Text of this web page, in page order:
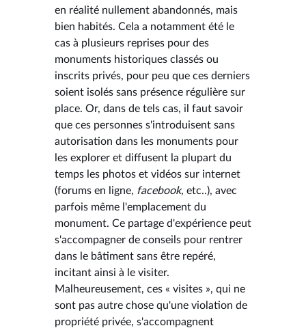
en réalité nullement abandonnés, mais
bien habités. Cela a notamment été le
cas à plusieurs reprises pour des
monuments historiques classés ou
inscrits privés, pour peu que ces derniers
soient isolés sans présence régulière sur
place. Or, dans de tels cas, il faut savoir
que ces personnes s'introduisent sans
autorisation dans les monuments pour
les explorer et diffusent la plupart du
temps les photos et vidéos sur internet
(forums en ligne, facebook, etc..), avec
parfois même l'emplacement du
monument. Ce partage d'expérience peut
s'accompagner de conseils pour rentrer
dans le bâtiment sans être repéré,
incitant ainsi à le visiter.
Malheureusement, ces « visites », qui ne
sont pas autre chose qu'une violation de
propriété privée, s'accompagnent